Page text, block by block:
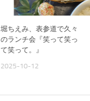
堀ちえみ、表参道で久々
のランチ会『笑って笑っ
て笑って。』
2025-10-12